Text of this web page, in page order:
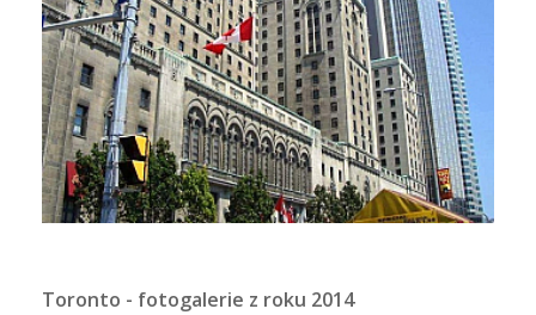
Toronto - fotogalerie z roku 2014